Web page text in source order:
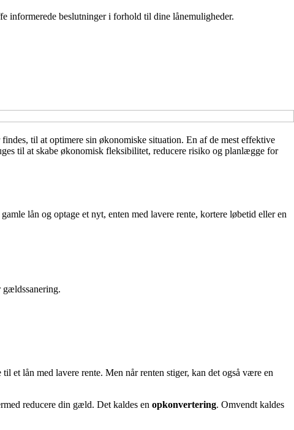
informerede beslutninger i forhold til dine lånemuligheder.
til at optimere sin økonomiske situation. En af de mest effektive
til at skabe økonomisk fleksibilitet, reducere risiko og planlægge for
lån og optage et nyt, enten med lavere rente, kortere løbetid eller en
et lån med lavere rente. Men når renten stiger, kan det også være en
reducere din gæld. Det kaldes en opkonvertering. Omvendt kaldes